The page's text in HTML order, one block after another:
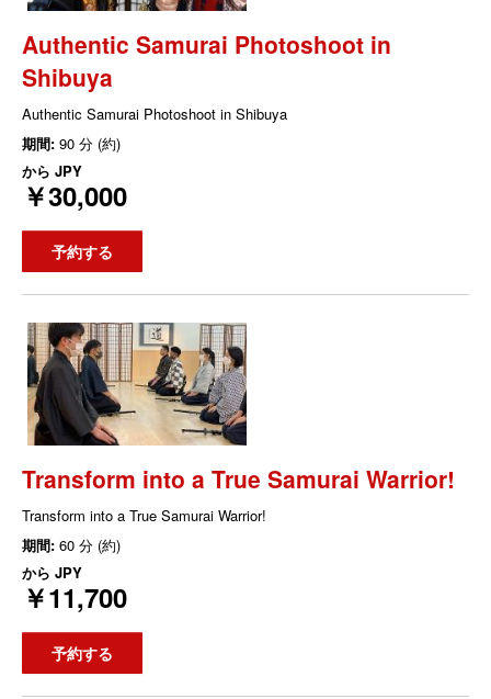
Authentic Samurai Photoshoot in
Shibuya
Authentic Samurai Photoshoot in Shibuya
期間: 90 分 (約)
から JPY
￥30,000
予約する
Transform into a True Samurai Warrior!
Transform into a True Samurai Warrior!
期間: 60 分 (約)
から JPY
￥11,700
予約する